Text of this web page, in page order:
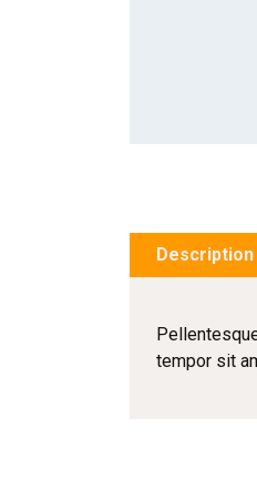
Description
tempor sit